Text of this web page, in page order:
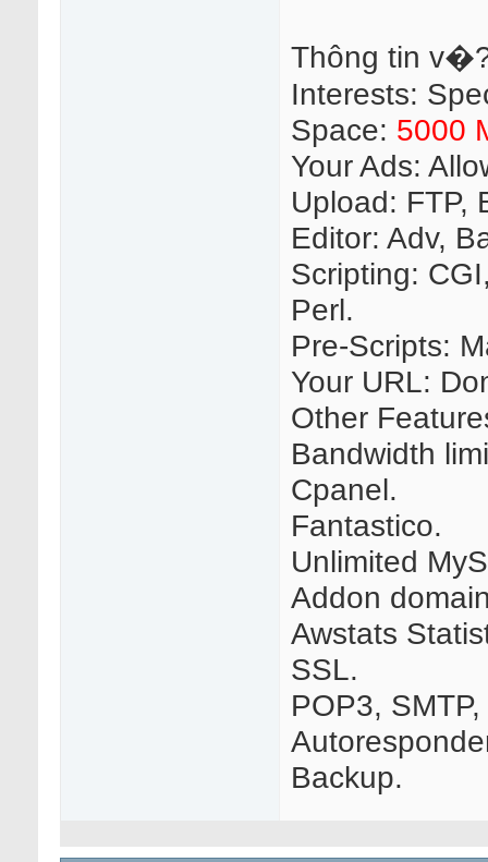
Thông tin
Interests:
Space: 5000
Your Ads:
Upload: FTP,
Editor: Adv,
Scripting:
Perl.
Pre-Scripts:
Your URL:
Other
Bandwidth
Cpanel.
Fantastico.
Unlimited
Addon
Awstats
SSL.
POP3,
Backup.